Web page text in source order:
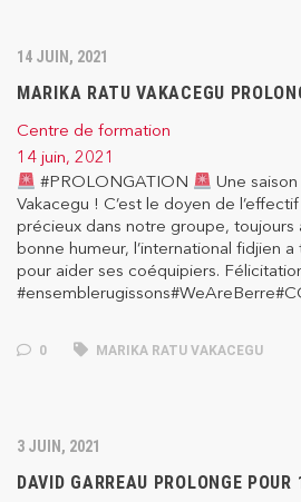
14 JUIN, 2021
MARIKA RATU VAKACEGU
Centre de formation
14 juin, 2021
#PROLONGATION
Une
Vakacegu ! C’est le doyen de
précieux dans notre groupe, toujours
bonne humeur, l’international fidjien
pour aider ses coéquipiers.
0 MARIKA RATU VAKACEGU
3 JUIN, 2021
DAVID GARREAU PROLONGE POUR